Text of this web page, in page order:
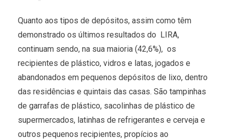
Quanto aos tipos de depósitos, assim como têm
demonstrado os últimos resultados do LIRA,
continuam sendo, na sua maioria (42,6%), os
recipientes de plástico, vidros e latas, jogados e
abandonados em pequenos depósitos de lixo, dentro
das residências e quintais das casas. São tampinhas
de garrafas de plástico, sacolinhas de plástico de
supermercados, latinhas de refrigerantes e cerveja e
outros pequenos recipientes, propícios ao